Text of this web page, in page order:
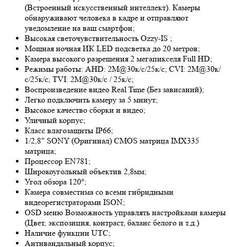
(Встроенный искусственный интеллект). Камеры
обнаруживают человека в кадре и отправляют
уведомление на ваш смартфон;
Высокая светочувствительность Ozzy-IS ;
Мощная ночная ИК LED подсветка до 20 метров;
Камера высокого разрешения 2 мегапикселя Full HD;
Режимы работы: AHD: 2M@30к/с/25к/с; CVI: 2M@30к/
с/25к/с; TVI: 2M@30к/с / 25к/с;
Воспроизведение видео Real Time (Без зависаний);
Легко подключить камеру за 5 минут;
Высокое качество сборки и видео;
Уличный корпус;
Класс влагозащиты IP66;
1/2,8″ SONY (Оригинал) CMOS матрица IMX335
матрица;
Процессор EN781;
Широкоугольный объектив 2,8мм;
Угол обзора 120°;
Камера совместима со всеми гибридными
видеорегистраторами ISON;
OSD меню Возможность управлять настройками камеры
(Цвет, экспозиция, контраст, баланс белого и т.д.)
Наличие функции UTC;
Антивандальный корпус;